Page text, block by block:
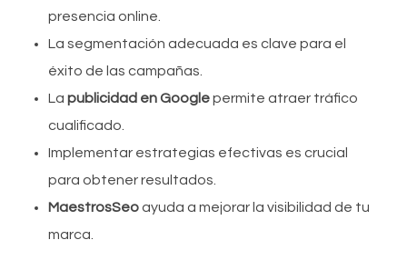
presencia online.
La segmentación adecuada es clave para el
éxito de las campañas.
La publicidad en Googlepermite atraer tráfico
cualificado.
Implementar estrategias efectivas es crucial
para obtener resultados.
MaestrosSeoayuda a mejorar la visibilidad de tu
marca.